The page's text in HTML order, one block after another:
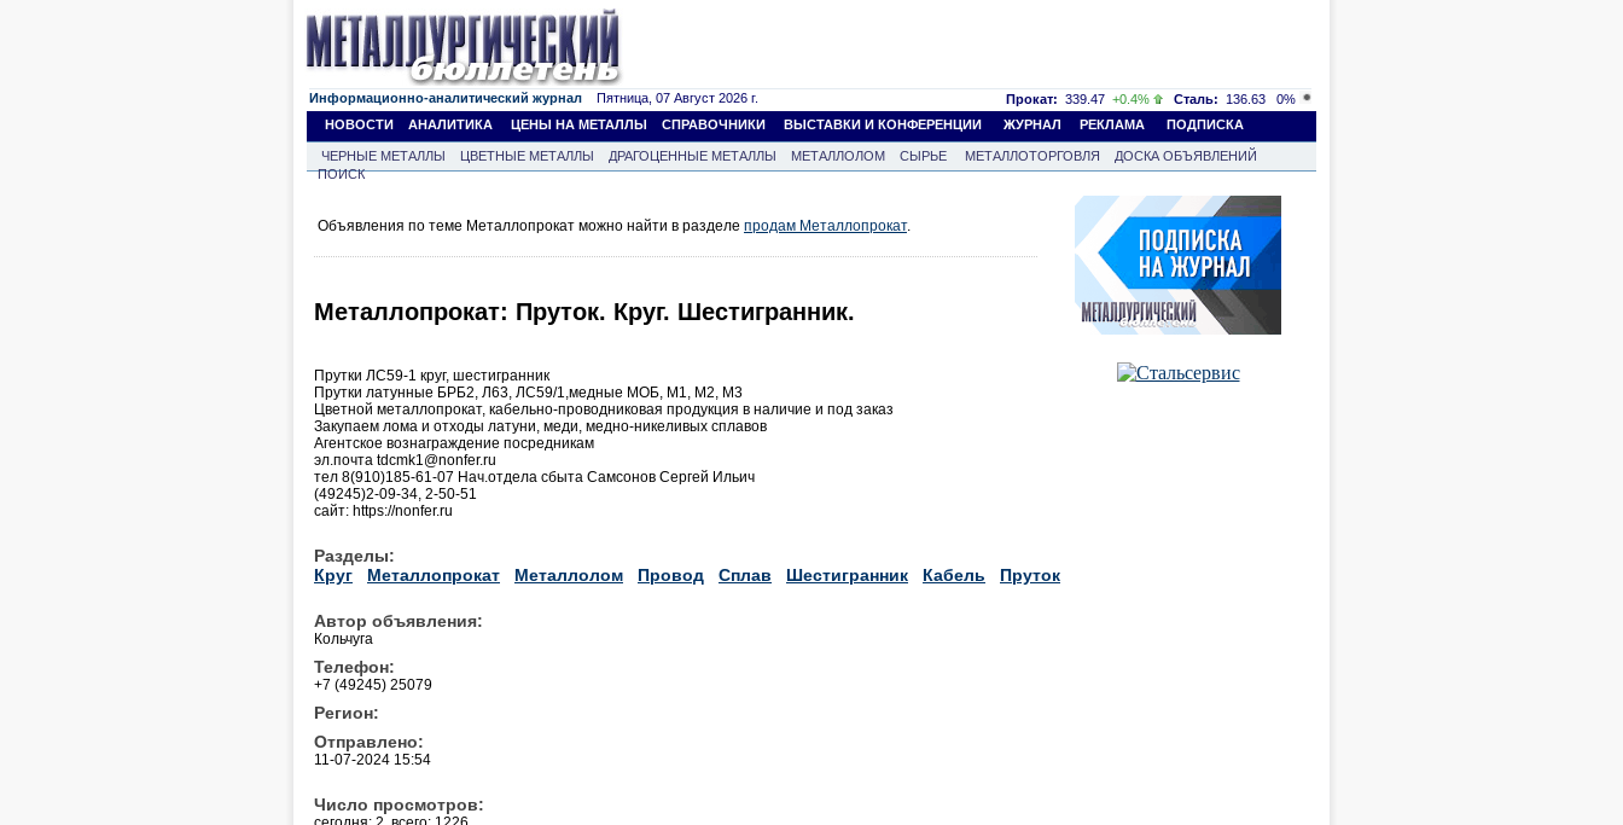
Информационно-аналитический журнал Пятница, 07 Август 2026 г. Прокат: 339.47 +0.4% Сталь: 136.63
0%
НОВОСТИ
АНАЛИТИКА ЦЕНЫ НА МЕТАЛЛЫ СПРАВОЧНИКИ ВЫСТАВКИ И КОНФЕРЕНЦИИ ЖУРНАЛ РЕКЛАМА ПОДПИСКА
ЧЕРНЫЕ МЕТАЛЛЫ ЦВЕТНЫЕ МЕТАЛЛЫ ДРАГОЦЕННЫЕ МЕТАЛЛЫ МЕТАЛЛОЛОМ СЫРЬЕ МЕТАЛЛОТОРГОВЛЯ
ДОСКА ОБЪЯВЛЕНИЙ
ПОИСК
Объявления по теме Металлопрокат можно найти в разделе продам Металлопрокат.
Металлопрокат: Пруток. Круг. Шестигранник.
Прутки ЛС59-1 круг, шестигранник
Прутки латунные БРБ2, Л63, ЛС59/1,медные МОБ, М1, М2, М3
Цветной металлопрокат, кабельно-проводниковая продукция в наличие и под заказ
Закупаем лома и отходы латуни, меди, медно-никеливых сплавов
Агентское вознаграждение посредникам
эл.почта tdcmk1@nonfer.ru
тел 8(910)185-61-07 Нач.отдела сбыта Самсонов Сергей Ильич
(49245)2-09-34, 2-50-51
сайт: https://nonfer.ru
Разделы:
Круг
Металлопрокат Металлолом Провод Сплав Шестигранник Кабель Пруток
Автор объявления:
Кольчуга
Телефон:
+7 (49245) 25079
Регион:
Отправлено:
11-07-2024 15:54
Число просмотров: